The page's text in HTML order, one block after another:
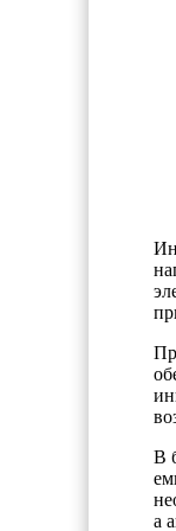
В
а